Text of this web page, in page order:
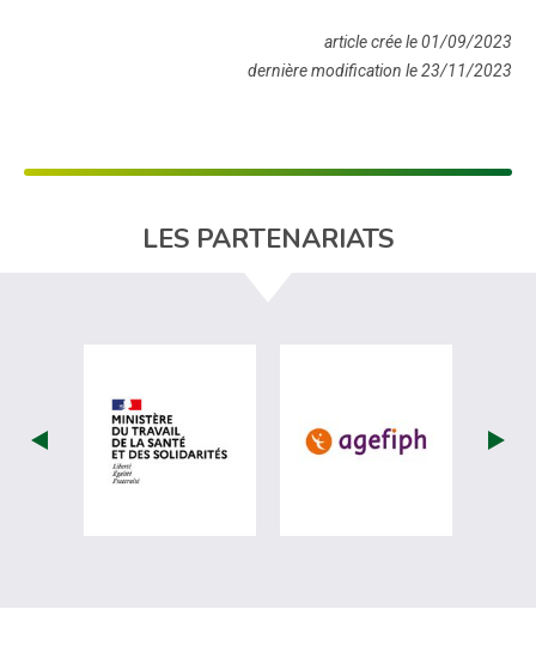
article crée le 01/09/2023
dernière modification le 23/11/2023
LES PARTENARIATS
visiter les site de Ministère du travail
visiter les